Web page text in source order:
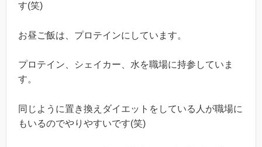
す(笑)
お昼ご飯は、プロテインにしています。
プロテイン、シェイカー、水を職場に持参していま
す。
同じように置き換えダイエットをしている人が職場に
もいるのでやりやすいです(笑)